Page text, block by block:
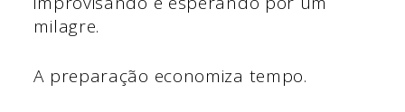
milagre.
A preparação economiza tempo.